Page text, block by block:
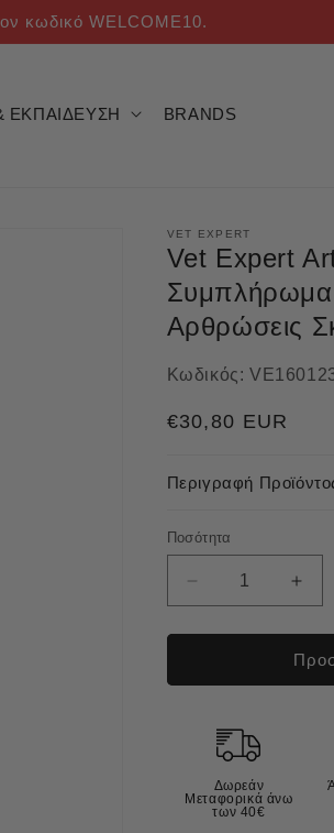
κωδικό WELCOME10.
ΕΚΠΑΙΔΕΥΣΗ BRANDS
VET EXPERT
Vet Expert
Συμπλήρωμα
Αρθρώσεις
Κωδικός:
Κανονική
€30,80 EUR
Περιγραφή
Ποσότητα
Μείωση
ποσότητας
για
Expert
Complex
Συμπλήρωμα
Διατροφής
για
Αρθρώσεις
για
Vet
Δωρεάν
Μεταφορικά άνω
των 40€